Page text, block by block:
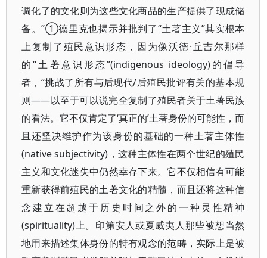
调化了的文化则为这些文化商品的生产提供了现成储
备。”①德里克也揭示并批判了“土著主义”其实根本
上复制了殖民意识形态，因为像沃德·丘吉尔那样
的“土著意识形态”(indigenous ideology)的倡导
者，“挑战了所有与后现代/后殖民批评有关的基本规
则——以至于可以说完全复制了殖民者关于土著民族
的看法。它不仅肯定了‘真正的’土著身份的可能性，而
且还坚决维护作为该身份的基础的一种土著主体性
(native subjectivity)，这种主体性在两个世纪的殖民
主义和文化迷失中仍然幸存下来。它不仅相信有可能
重新获得前殖民的土著文化的精髓，而且还将这种信
念建立在超越于历史时间之外的一种灵性精神
(spirituality)上。印第安人或夏威夷人那些被想当然
地用来描述集体身份的特有观念的范畴，实际上是被